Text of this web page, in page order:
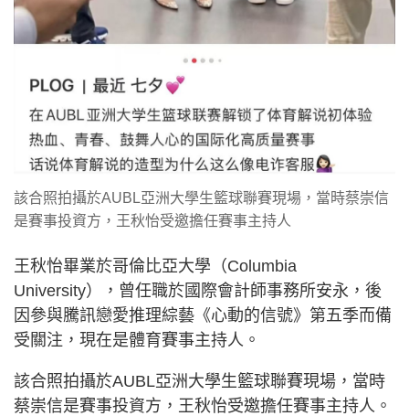
該合照拍攝於AUBL亞洲大學生籃球聯賽現場，當時蔡崇信
是賽事投資方，王秋怡受邀擔任賽事主持人
王秋怡畢業於哥倫比亞大學（Columbia
University），曾任職於國際會計師事務所安永，後
因參與騰訊戀愛推理綜藝《心動的信號》第五季而備
受關注，現在是體育賽事主持人。
該合照拍攝於AUBL亞洲大學生籃球聯賽現場，當時
蔡崇信是賽事投資方，王秋怡受邀擔任賽事主持人。